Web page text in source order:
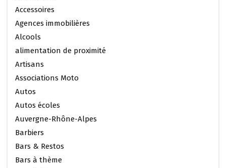
Accessoires
Agences immobilières
Alcools
alimentation de proximité
Artisans
Associations Moto
Autos
Autos écoles
Auvergne-Rhône-Alpes
Barbiers
Bars & Restos
Bars à thème